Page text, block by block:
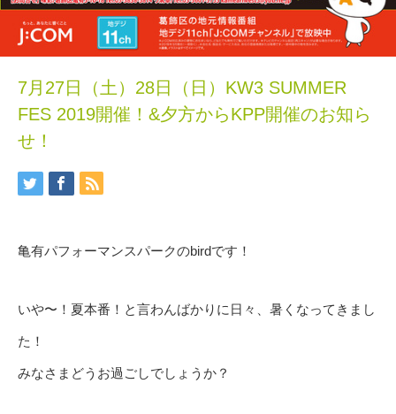
7月27日（土）28日（日）KW3 SUMMER
FES 2019開催！&夕方からKPP開催のお知ら
せ！
亀有パフォーマンスパークのbirdです！
いや〜！夏本番！と言わんばかりに日々、暑くなってきまし
た！
みなさまどうお過ごしでしょうか？